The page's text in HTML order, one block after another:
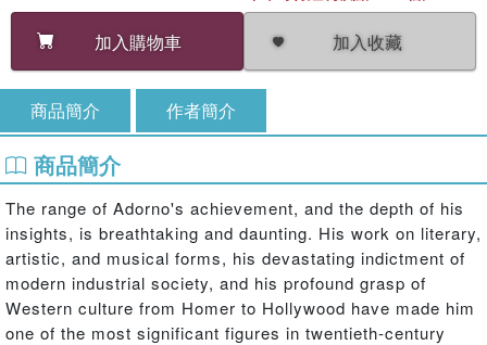
加入購物車 加入收藏
商品簡介 作者簡介
商品簡介
The range of Adorno's achievement, and the depth of his
insights, is breathtaking and daunting. His work on literary,
artistic, and musical forms, his devastating indictment of
modern industrial society, and his profound grasp of
Western culture from Homer to Hollywood have made him
one of the most significant figures in twentieth-century